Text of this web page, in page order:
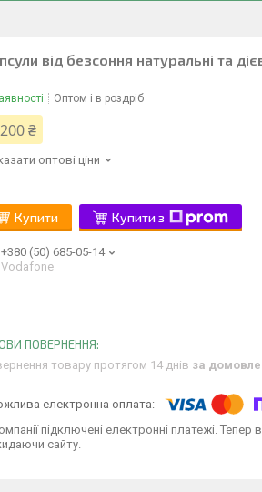
від безсоння натуральні та
Оптом і в роздріб
₴
оптові ціни
Купити Купити з
+380 (50) 685-05-14
Vodafone
товару протягом 14 днів за
підключені електронні платежі.
сайту.